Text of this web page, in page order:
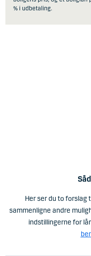
% i udbetaling.
Her ser du to forslag
sammenligne andre
indstillingerne for